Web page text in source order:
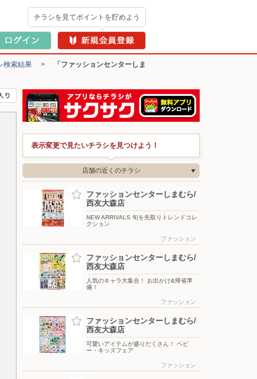
チラシを見てポイントを貯めよう
検索結果 >
「ファッションセンターしま
表示変更で見たいチラシを見つけよう！
店舗の近くのチラシ
ファッションセンターしまむら/
西友大森店
NEW ARRIVALS 旬を先取りトレンドコレ
クション
ファッション
ファッションセンターしまむら/
西友大森店
人気のキャラ大集合！ お出かけ&帰省準
備！
ファッション
ファッションセンターしまむら/
西友大森店
可愛いアイテムが盛りだくさん！ ベビ
ー・キッズフェア
ファッション